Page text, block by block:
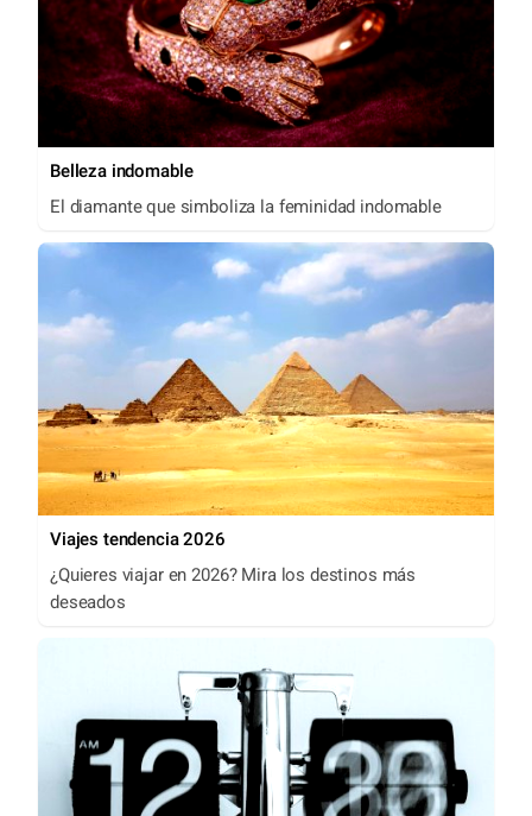
Belleza indomable
El diamante que simboliza la feminidad indomable
Viajes tendencia 2026
¿Quieres viajar en 2026? Mira los destinos más
deseados